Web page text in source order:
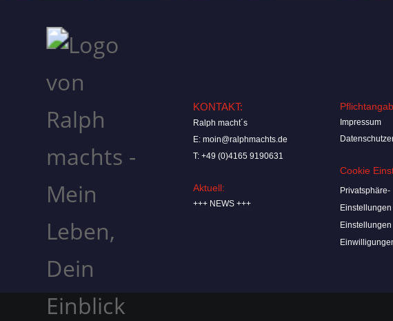
KONTAKT:
Ralph macht´s
E: moin@ralphmachts.de
T: +49 (0)4165 9190631
Aktuell:
+++ NEWS +++
Impressum
Cookie
Privatsphäre-
Einstellungen
Einstellungen